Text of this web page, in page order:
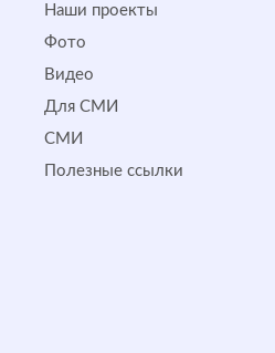
Наши проекты
Фото
Видео
Для СМИ
СМИ
Полезные ссылки